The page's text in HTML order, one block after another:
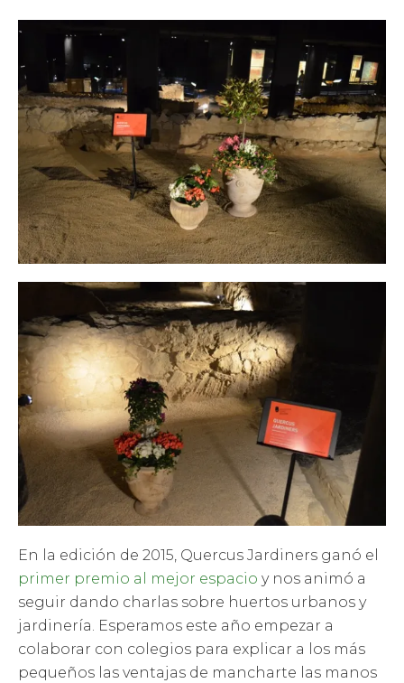
En la edición de 2015, Quercus Jardiners ganó el
primer premio al mejor espacio y nos animó a
seguir dando charlas sobre huertos urbanos y
jardinería. Esperamos este año empezar a
colaborar con colegios para explicar a los más
pequeños las ventajas de mancharte las manos